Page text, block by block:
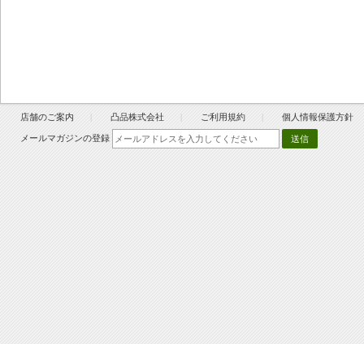
店舗のご案内 凸品株式会社 ご利用規約 個人情報保護方針
メールマガジンの登録 送信